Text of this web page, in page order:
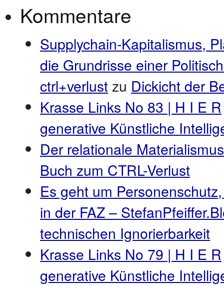
Kommentare
Supplychain-Kapitalismus,
die Grundrisse einer
ctrl+verlustzu Dickicht der
Krasse Links No 83 | H I E R
generative Künstliche
Der relationale
Buch zum CTRL-Verlust
Es geht um
in der FAZ –
technischen Ignorierbarkeit
Krasse Links No 79 | H I E R
generative Künstliche